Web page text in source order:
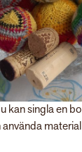
kan singla en